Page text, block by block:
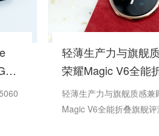
轻薄生产力与旗舰
荣耀Magic V6全能
测
轻薄生产力与旗舰质感兼
Magic V6全能折叠旗舰评